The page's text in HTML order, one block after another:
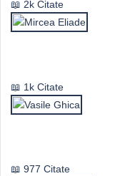
2k Citate
1k Citate
977 Citate